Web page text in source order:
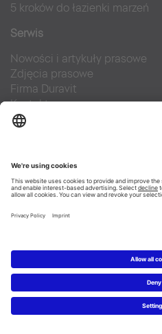
5 kroków do łazienki marzeń
Serwis
Nowości i artykuły prasowe
Zdjęcia prasowe
Firma Duravit
Kontakt
Najczęściej zadawane pytania
Facebook
Pinterest
Flickr
Copyright © 2026 Duravit AG
Imprint|Polityka prywatności